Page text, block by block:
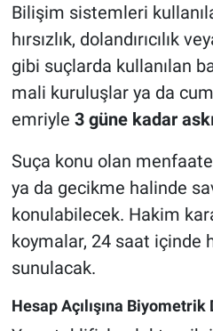
Bilişim sistemleri
hırsızlık, dolandırıcılık
gibi suçlarda kullanılan
mali kuruluşlar ya da
emriyle 3 güne kadar
Suça konu olan
ya da gecikme halinde
konulabilecek. Hakim
koymalar, 24 saat içinde
sunulacak.
Hesap Açılışına